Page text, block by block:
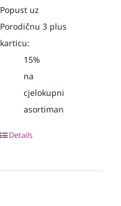
Popust uz
Porodičnu 3 plus
karticu:
15%
na
cjelokupni
asortiman
Details